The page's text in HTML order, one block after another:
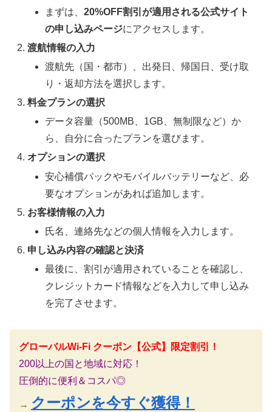
まずは、20%OFF割引が適用される公式サイト
の申し込みページにアクセスします。
渡航情報の入力
渡航先（国・都市）、出発日、帰国日、受け取
り・返却方法を選択します。
料金プランの選択
データ容量（500MB、1GB、無制限など）か
ら、自分に合ったプランを選びます。
オプションの選択
安心補償パックやモバイルバッテリーなど、必
要なオプションがあれば追加します。
お客様情報の入力
氏名、連絡先などの個人情報を入力します。
申し込み内容の確認と決済
最後に、割引が適用されていることを確認し、
クレジットカード情報などを入力して申し込み
を完了させます。
グローバルWi-Fi クーポン【公式】限定割引！
200以上の国と地域に対応！
圧倒的に便利＆コスパ◎
→ クーポンを今すぐ獲得！